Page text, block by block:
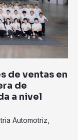
de ventas en
de
a nivel
Automotriz